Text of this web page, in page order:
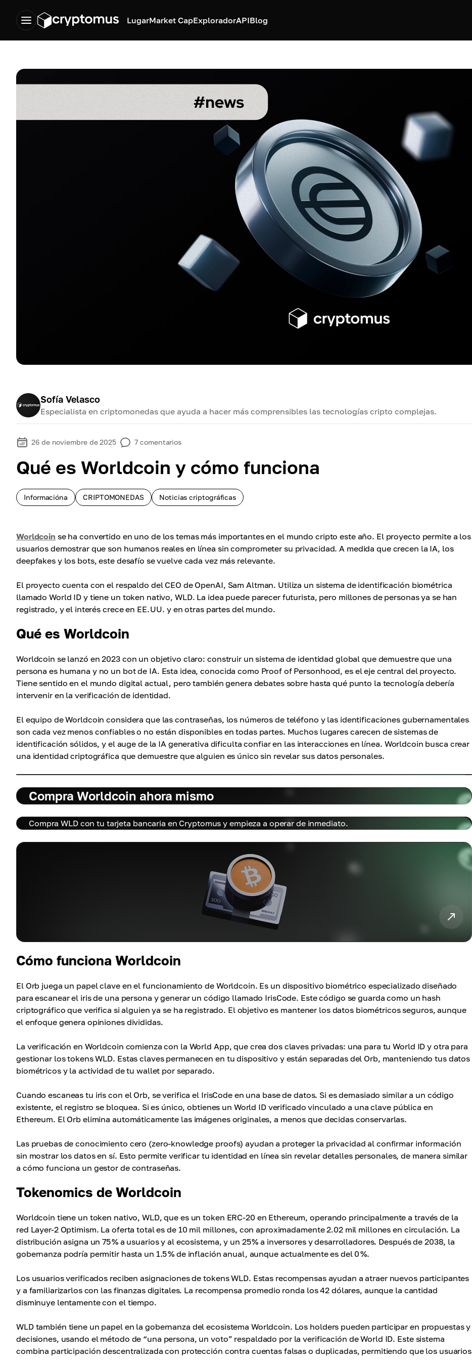
LugarMarket CapExploradorAPIBlog
Sofía Velasco
Especialista en criptomonedas que ayuda a hacer más comprensibles las tecnologías cripto complejas.
26 de noviembre de 2025 7 comentarios
Qué es Worldcoin y cómo funciona
Informacióna CRIPTOMONEDAS Noticias criptográficas
Worldcoin se ha convertido en uno de los temas más importantes en el mundo cripto este año. El proyecto permite a los
usuarios demostrar que son humanos reales en línea sin comprometer su privacidad. A medida que crecen la IA, los
deepfakes y los bots, este desafío se vuelve cada vez más relevante.
El proyecto cuenta con el respaldo del CEO de OpenAI, Sam Altman. Utiliza un sistema de identificación biométrica
llamado World ID y tiene un token nativo, WLD. La idea puede parecer futurista, pero millones de personas ya se han
registrado, y el interés crece en EE. UU. y en otras partes del mundo.
Qué es Worldcoin
Worldcoin se lanzó en 2023 con un objetivo claro: construir un sistema de identidad global que demuestre que una
persona es humana y no un bot de IA. Esta idea, conocida como Proof of Personhood, es el eje central del proyecto.
Tiene sentido en el mundo digital actual, pero también genera debates sobre hasta qué punto la tecnología debería
intervenir en la verificación de identidad.
El equipo de Worldcoin considera que las contraseñas, los números de teléfono y las identificaciones gubernamentales
son cada vez menos confiables o no están disponibles en todas partes. Muchos lugares carecen de sistemas de
identificación sólidos, y el auge de la IA generativa dificulta confiar en las interacciones en línea. Worldcoin busca crear
una identidad criptográfica que demuestre que alguien es único sin revelar sus datos personales.
Compra Worldcoin ahora mismo
Compra WLD con tu tarjeta bancaria en Cryptomus y empieza a operar de inmediato.
Cómo funciona Worldcoin
El Orb juega un papel clave en el funcionamiento de Worldcoin. Es un dispositivo biométrico especializado diseñado
para escanear el iris de una persona y generar un código llamado IrisCode. Este código se guarda como un hash
criptográfico que verifica si alguien ya se ha registrado. El objetivo es mantener los datos biométricos seguros, aunque
el enfoque genera opiniones divididas.
La verificación en Worldcoin comienza con la World App, que crea dos claves privadas: una para tu World ID y otra para
gestionar los tokens WLD. Estas claves permanecen en tu dispositivo y están separadas del Orb, manteniendo tus datos
biométricos y la actividad de tu wallet por separado.
Cuando escaneas tu iris con el Orb, se verifica el IrisCode en una base de datos. Si es demasiado similar a un código
existente, el registro se bloquea. Si es único, obtienes un World ID verificado vinculado a una clave pública en
Ethereum. El Orb elimina automáticamente las imágenes originales, a menos que decidas conservarlas.
Las pruebas de conocimiento cero (zero-knowledge proofs) ayudan a proteger la privacidad al confirmar información
sin mostrar los datos en sí. Esto permite verificar tu identidad en línea sin revelar detalles personales, de manera similar
a cómo funciona un gestor de contraseñas.
Tokenomics de Worldcoin
Worldcoin tiene un token nativo, WLD, que es un token ERC-20 en Ethereum, operando principalmente a través de la
red Layer-2 Optimism. La oferta total es de 10 mil millones, con aproximadamente 2.02 mil millones en circulación. La
distribución asigna un 75 % a usuarios y al ecosistema, y un 25 % a inversores y desarrolladores. Después de 2038, la
gobernanza podría permitir hasta un 1.5 % de inflación anual, aunque actualmente es del 0 %.
Los usuarios verificados reciben asignaciones de tokens WLD. Estas recompensas ayudan a atraer nuevos participantes
y a familiarizarlos con las finanzas digitales. La recompensa promedio ronda los 42 dólares, aunque la cantidad
disminuye lentamente con el tiempo.
WLD también tiene un papel en la gobernanza del ecosistema Worldcoin. Los holders pueden participar en propuestas y
decisiones, usando el método de “una persona, un voto” respaldado por la verificación de World ID. Este sistema
combina participación descentralizada con protección contra cuentas falsas o duplicadas, permitiendo que los usuarios